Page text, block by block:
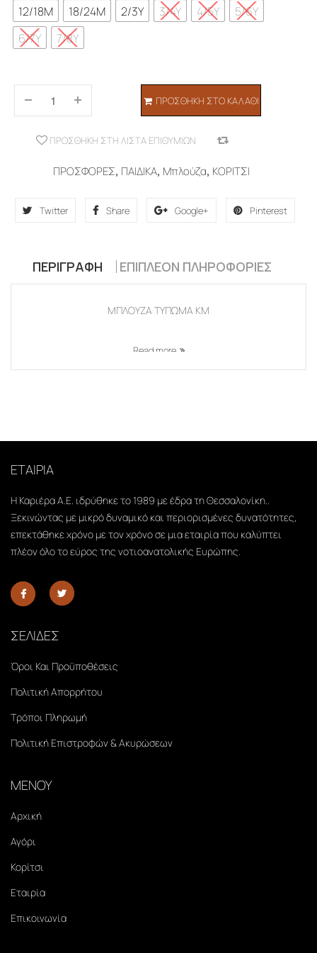
12/18M
18/24M 2/3Y 3/4Y 4/5Y
5/6Y
6/7Y
7/8Y
ΠΡΟΣΘΉΚΗ ΣΤΟ ΚΑΛΆΘΙ
ΠΡΟΣΘΉΚΗ ΣΤΗ ΛΊΣΤΑ ΕΠΙΘΥΜΙΏΝ
ΠΡΟΣΦΟΡΕΣ, ΠΑΙΔΙΚΑ, Μπλούζα, ΚΟΡΙΤΣΙ
Twitter Share Google+ Pinterest
ΠΕΡΙΓΡΑΦΉ ΕΠΙΠΛΈΟΝ ΠΛΗΡΟΦΟΡΊΕΣ
ΜΠΛΟΥΖΑ ΤΥΠΩΜΑ ΚΜ
Read more
ΕΤΑΙΡΙΑ
Η Καριέρα Α.Ε. ιδρύθηκε το 1989 με έδρα τη Θεσσαλονίκη..
Ξεκινώντας με μικρό δυναμικό και περιορισμένες δυνατότητες,
επεκτάθηκε χρόνο με τον χρόνο σε μια εταιρία που καλύπτει
πλέον όλο το εύρος της νοτιοανατολικής Ευρώπης.
ΣΕΛΙΔΕΣ
Όροι Και Προϋποθέσεις
Πολιτική Απορρήτου
Τρόποι Πληρωμή
Πολιτική Επιστροφών & Ακυρώσεων
ΜΕΝΟΥ
Αρχική
Αγόρι
Κορίτσι
Εταιρία
Επικοινωνία